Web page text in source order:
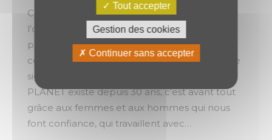
Cette année, PLANET fête ses 30 ans. Pour
l’occasion, nous avons réuni nos clients,
partenaires, prestataires, amis et
collaborateurs lors d’une soirée placée sous le
signe de la convivialité et du partage. Car si
PLANET existe depuis 30 ans, c’est avant tout
grâce aux femmes et aux hommes qui nous
font confiance, qui travaillent avec…
Tout accepter
Gestion des cookies
Continuer sans accepter